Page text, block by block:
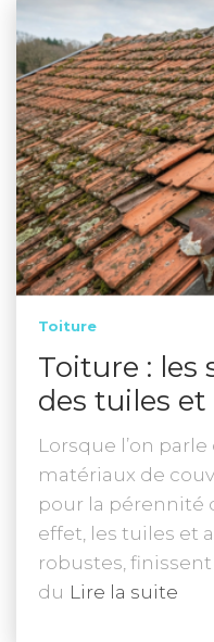
Toiture
Toiture : les
des tuiles et
Lorsque l’on
matériaux de
pour la pérennité
effet, les tuiles et
robustes,
du Lire la suite